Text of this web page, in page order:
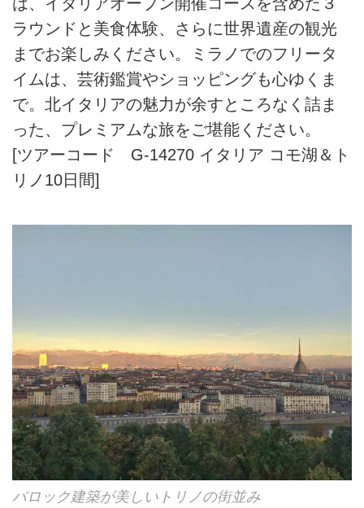
ラウンドと美食体験、さらに世界遺産の観光
までお楽しみください。ミラノでのフリータ
イムは、芸術鑑賞やショッピングも心ゆくま
で。北イタリアの魅力が余すところなく詰ま
った、プレミアムな旅をご堪能ください。
[ツアーコード G-14270 イタリア コモ湖＆ト
リノ10日間]
バロック建築が美しいトリノの街並み